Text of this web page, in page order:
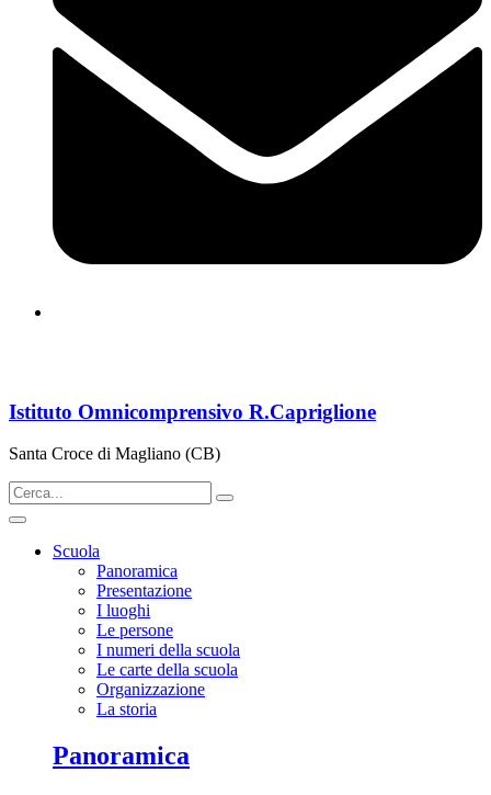
Istituto Omnicomprensivo R.Capriglione
Santa Croce di Magliano (CB)
Scuola
Panoramica
Presentazione
I luoghi
Le persone
I numeri della scuola
Le carte della scuola
Organizzazione
La storia
Panoramica